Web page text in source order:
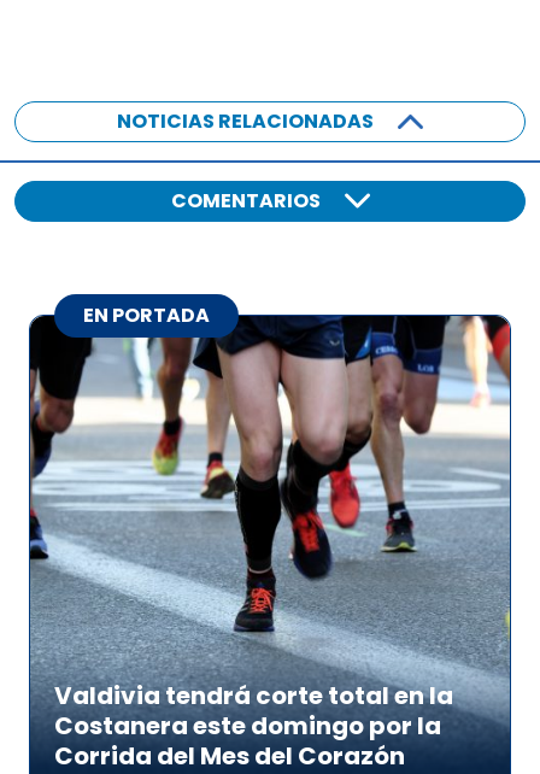
NOTICIAS RELACIONADAS
COMENTARIOS
EN PORTADA
Valdivia tendrá corte total en la
Costanera este domingo por la
Corrida del Mes del Corazón